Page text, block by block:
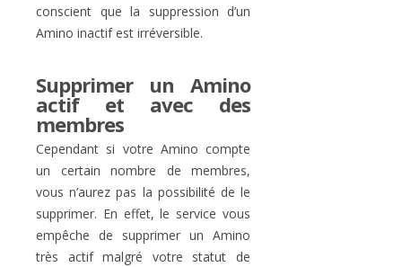
conscient que la suppression d’un
Amino inactif est irréversible.
Supprimer un Amino
actif et avec des
membres
Cependant si votre Amino compte
un certain nombre de membres,
vous n’aurez pas la possibilité de le
supprimer. En effet, le service vous
empêche de supprimer un Amino
très actif malgré votre statut de